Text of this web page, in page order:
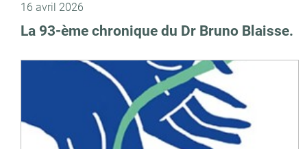
16 avril 2026
La 93-ème chronique du Dr Bruno Blaisse.